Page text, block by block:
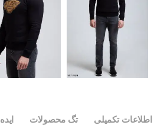
اطلاعات تکمیلی تگ محصولات ایده